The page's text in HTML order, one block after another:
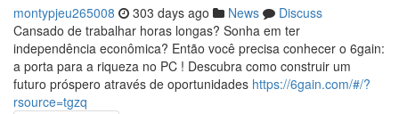
montypjeu265008 303 days ago News
Discuss
Cansado de trabalhar horas longas? Sonha em ter
independência econômica? Então você precisa conhecer o 6gain:
a porta para a riqueza no PC ! Descubra como construir um
futuro próspero através de oportunidades https://6gain.com/#/?
rsource=tgzq